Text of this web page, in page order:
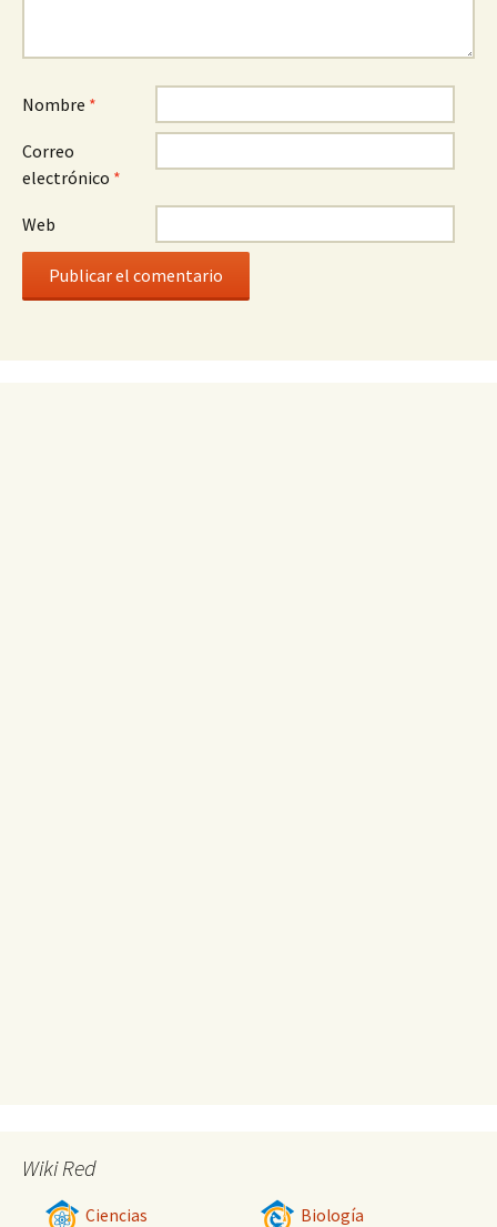
Nombre *
Correo
electrónico *
Web
Wiki Red
Ciencias Biología